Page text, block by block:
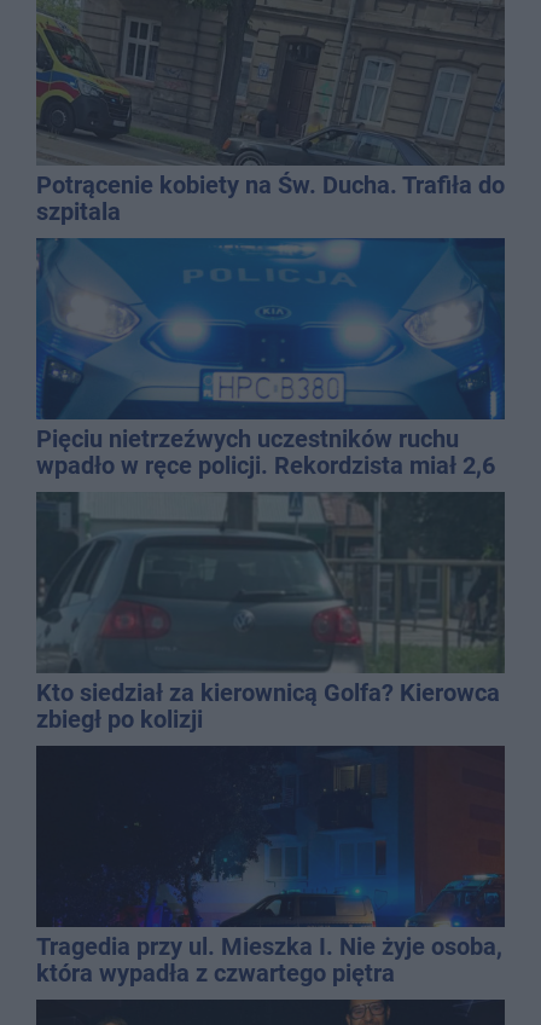
Potrącenie kobiety na Św. Ducha. Trafiła do
szpitala
Pięciu nietrzeźwych uczestników ruchu
wpadło w ręce policji. Rekordzista miał 2,6
promila
Kto siedział za kierownicą Golfa? Kierowca
zbiegł po kolizji
Tragedia przy ul. Mieszka I. Nie żyje osoba,
która wypadła z czwartego piętra